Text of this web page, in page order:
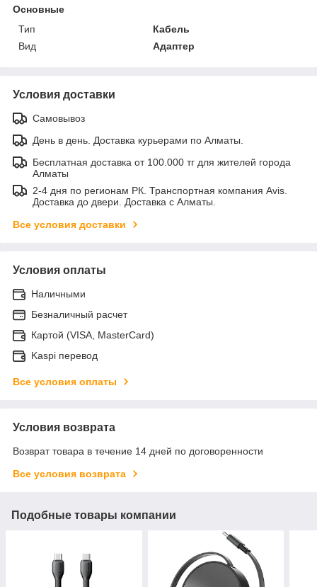
Основные
Тип
Кабель
Вид
Адаптер
Условия доставки
Самовывоз
День в день. Доставка курьерами по Алматы.
Бесплатная доставка от 100.000 тг для жителей города
Алматы
2-4 дня по регионам РК. Транспортная компания Avis.
Доставка до двери. Доставка с Алматы.
Все условия доставки
Условия оплаты
Наличными
Безналичный расчет
Картой (VISA, MasterCard)
Kaspi перевод
Все условия оплаты
Условия возврата
Возврат товара в течение 14 дней по договоренности
Все условия возврата
Подобные товары компании